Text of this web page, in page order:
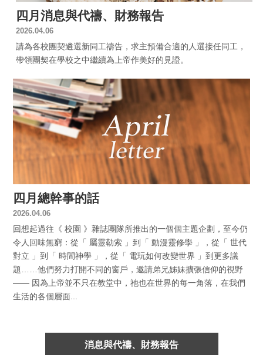
四月消息與代禱、財務報告
2026.04.06
請為各校團契遴選新同工禱告，求主預備合適的人選接任同工，
帶領團契在學校之中繼續為上帝作美好的見證。
四月總幹事的話
2026.04.06
回想起過往《 校園 》雜誌團隊所推出的一個個主題企劃，至今仍
令人回味無窮：從「 屬靈勒索 」到「 動漫靈修學 」，從「 世代
對立 」到「 時間神學 」，從「 電玩如何改變世界 」到更多議
題……他們努力打開不同的窗戶，邀請弟兄姊妹擴張信仰的視野
—— 因為上帝並不只在教堂中，祂也在世界的每一角落，在我們
生活的各個層面...
消息與代禱、財務報告